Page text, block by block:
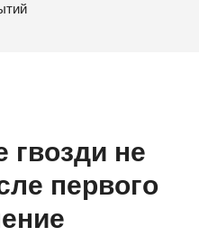
гвозди не
первого